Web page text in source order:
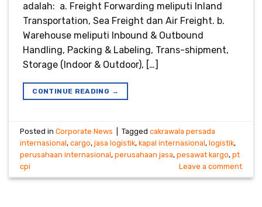
adalah: a. Freight Forwarding meliputi Inland
Transportation, Sea Freight dan Air Freight. b.
Warehouse meliputi Inbound & Outbound
Handling, Packing & Labeling, Trans-shipment,
Storage (Indoor & Outdoor), […]
CONTINUE READING →
Posted inCorporate News Taggedcakrawala persada
internasional,cargo,jasa logistik,kapal internasional,logistik,
perusahaan internasional,perusahaan jasa,pesawat kargo,pt
cpi
Leave a comment